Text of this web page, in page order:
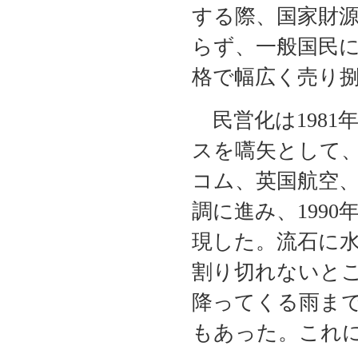
する際、国家財
らず、一般国民
格で幅広く売り
民営化は1981
スを嚆矢として
コム、英国航空
調に進み、1990
現した。流石に
割り切れないと
降ってくる雨ま
もあった。これ